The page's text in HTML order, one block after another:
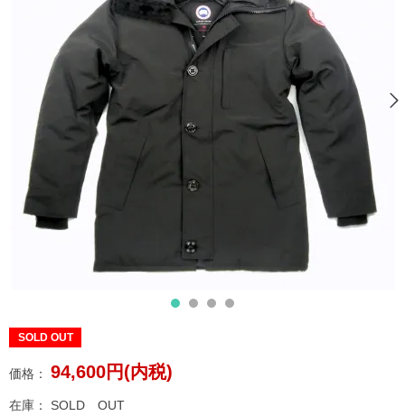
SOLD OUT
価格： 94,600円(内税)
在庫： SOLD OUT